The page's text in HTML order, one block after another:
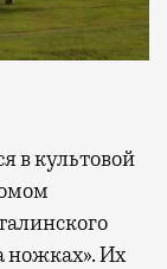
в культовой
ножках». Их